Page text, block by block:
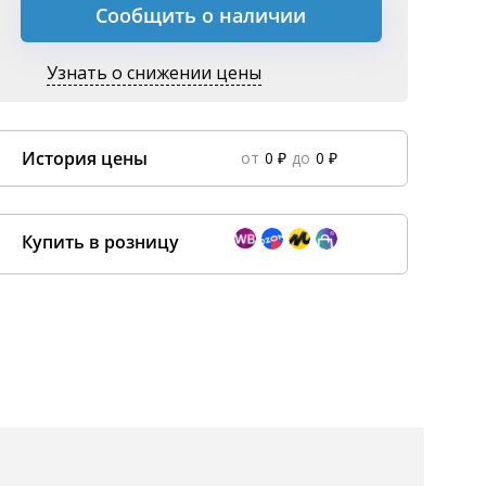
Сообщить о наличии
Узнать о снижении цены
История цены от 0 ₽ до 0 ₽
Купить в розницу